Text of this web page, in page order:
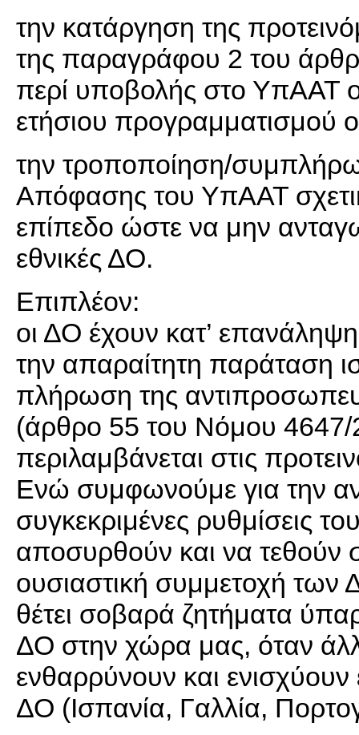
την κατάργηση της
της παραγράφου 2 του
περί υποβολής στο ΥπΑΑΤ
ετήσιου προγραμματισμού
την τροποποίηση/
Απόφασης του ΥπΑΑΤ
επίπεδο ώστε να μην
εθνικές ΔΟ.
Επιπλέον:
οι ΔΟ έχουν κατ’
την απαραίτητη παράταση
πλήρωση της
(άρθρο 55 του Νόμου 4647/
περιλαμβάνεται στις
Ενώ συμφωνούμε για την
συγκεκριμένες ρυθμίσεις
αποσυρθούν και να τεθούν
ουσιαστική συμμετοχή των
θέτει σοβαρά ζητήματα
ΔΟ στην χώρα μας, όταν
ενθαρρύνουν και
ΔΟ (Ισπανία, Γαλλία,